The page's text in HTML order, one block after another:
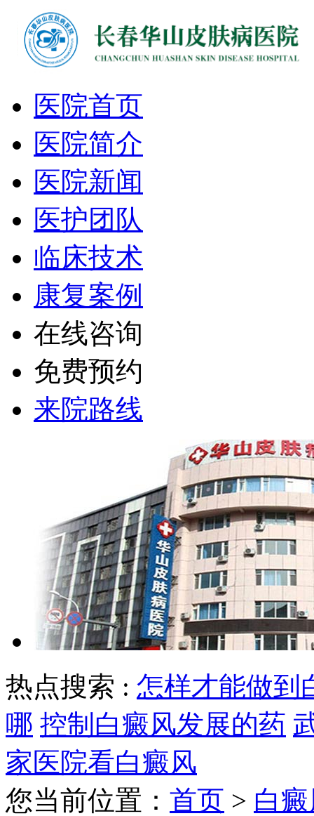
医院首页
医院简介
医院新闻
医护团队
临床技术
康复案例
在线咨询
免费预约
来院路线
热点搜索 : 怎样才能做到
哪 控制白癜风发展的药
家医院看白癜风
您当前位置： 首页 > 白